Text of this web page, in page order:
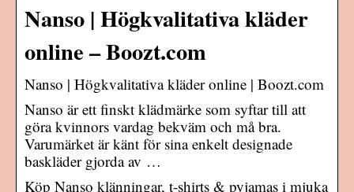
Nanso | Högkvalitativa kläder
online – Boozt.com
Nanso | Högkvalitativa kläder online | Boozt.com
Nanso är ett finskt klädmärke som syftar till att
göra kvinnors vardag bekväm och må bra.
Varumärket är känt för sina enkelt designade
baskläder gjorda av …
Köp Nanso klänningar, t-shirts & pyjamas i mjuka